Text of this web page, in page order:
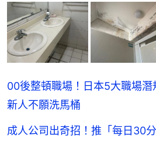
00後整頓職場！日本5大職場
新人不願洗馬桶
成人公司出奇招！推「每日30